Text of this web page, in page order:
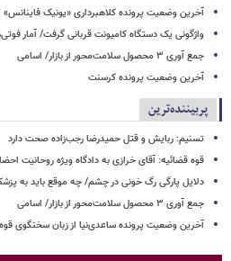
آخرین وضعیت پرونده کلاهبرداری «یونیک
واژگونی یک دستگاه کامیونت قربانی گرفت/ آمار
جمع آوری ۳ محصول سلامت‌محور از بازار/ اسامی
آخرین وضعیت پرونده کرسنت
پربیننده‌ترین
تسنیم: ربایش و قتل حمیدرضا رجب‌زاده صحت دارد
قوه قضائیه: آقای خرازی به دادگاه ویژه روحانیت
دلایل پارگی رگ خونی در چشم/ چه موقع باید به
جمع آوری ۳ محصول سلامت‌محور از بازار/ اسامی
آخرین وضعیت پرونده ساعدی‌نیا از زبان سخنگوی